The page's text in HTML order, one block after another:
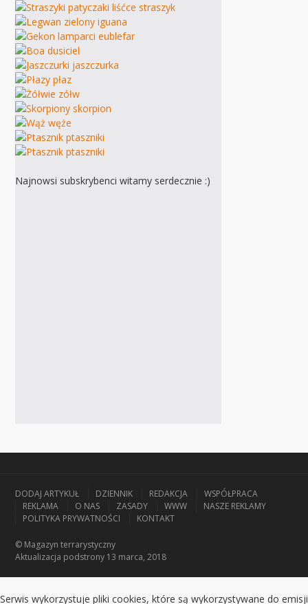
Najnowsi subskrybenci witamy serdecznie :)
DODAJ ARTYKUŁ DZIENNIK REDAKCJA
WSPÓŁPRACA
REKLAMA
O NAS ZASADY WWW
NASZE REKLAMY
POLITYKA PRYWATNOŚCI
KONTAKT
© Magazyn terrarystyczny
Aktualizacja podstrony 13 marca, 2018
Serwis wykorzystuje pliki cookies, które są wykorzystywane do emisji